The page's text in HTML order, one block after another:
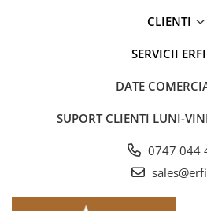
CLIENTI
SERVICII ERFI
DATE
SUPORT CLIENTI LUNI-
0747 044